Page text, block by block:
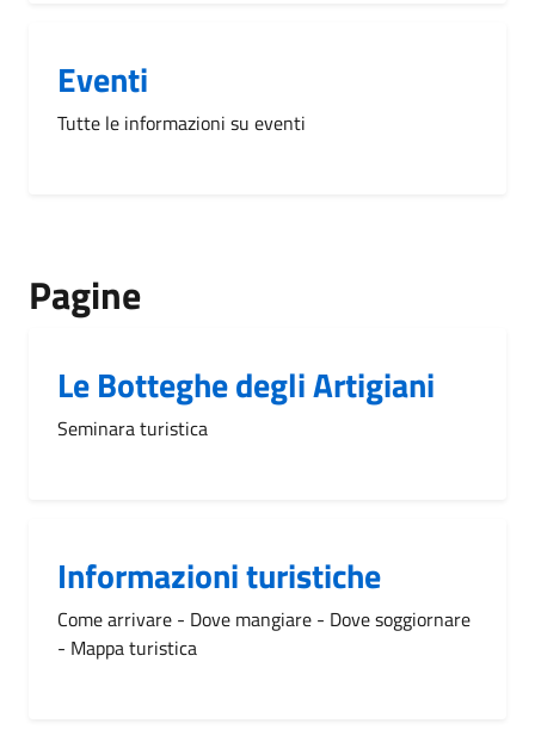
Eventi
Tutte le informazioni su eventi
Pagine
Le Botteghe degli Artigiani
Seminara turistica
Informazioni turistiche
Come arrivare - Dove mangiare - Dove soggiornare
- Mappa turistica